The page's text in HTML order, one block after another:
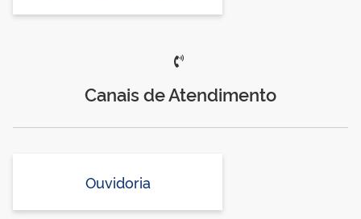
Canais de Atendimento
Ouvidoria